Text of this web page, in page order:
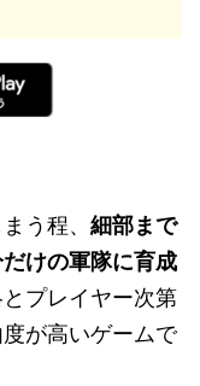
う程、 細部まで
けの軍隊に育成
プレイヤー次第
が高いゲームで